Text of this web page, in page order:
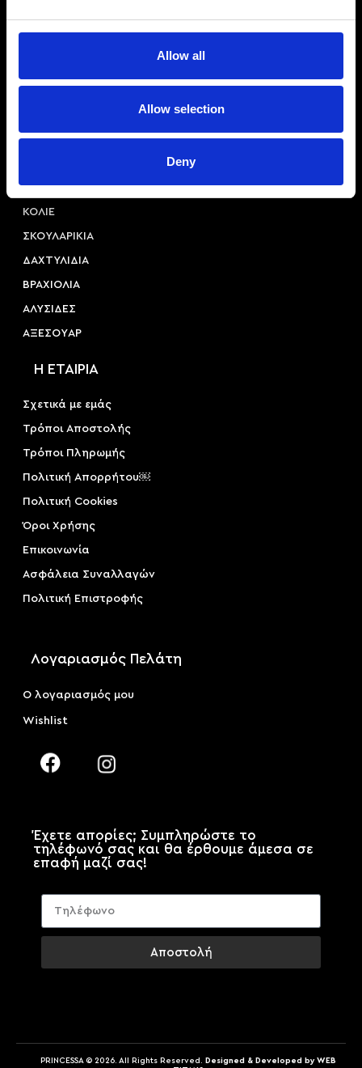
Allow all
Allow selection
Deny
+30 2310 253 985
ΚΟΛΙΕ
ΣΚΟΥΛΑΡΙΚΙΑ
ΔΑΧΤΥΛΙΔΙΑ
ΒΡΑΧΙΟΛΙΑ
ΑΛΥΣΙΔΕΣ
ΑΞΕΣΟΥAΡ
Η ΕΤΑΙΡΙΑ
Σχετικά με εμάς
Τρόποι Αποστολής
Τρόποι Πληρωμής
Πολιτική Απορρήτου￼
Πολιτική Cookies
Όροι Χρήσης
Επικοινωνία
Ασφάλεια Συναλλαγών
Πολιτική Επιστροφής
Λογαριασμός Πελάτη
Ο λογαριασμός μου
Wishlist
Έχετε απορίες; Συμπληρώστε το
τηλέφωνό σας και θα έρθουμε άμεσα σε
επαφή μαζί σας!
Αποστολή
PRINCESSA © 2026. All Rights Reserved. Designed & Developed by WEB